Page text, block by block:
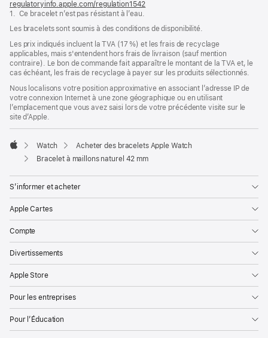
fenêtre)
regulatoryinfo.apple.com/regulation1542
une
nouvelle
fenêtre)
1. Ce bracelet n’est pas résistant à l’eau.
Les bracelets sont soumis à des conditions de disponibilité.
Les prix indiqués incluent la TVA (17 %) et les frais de recyclage
applicables, mais s'entendent hors frais de livraison (sauf mention
contraire). Le bon de commande fait apparaître le montant de la TVA et, le
cas échéant, les frais de recyclage à payer sur les produits sélectionnés.
Nous localisons votre position approximative en associant l’adresse IP de
votre connexion Internet à une zone géographique ou en utilisant
l’emplacement que vous avez saisi lors de votre précédente visite sur le
site d’Apple.
Apple
Watch
Acheter des bracelets Apple Watch
Bracelet à maillons naturel 42 mm
S’informer et acheter
Apple Cartes
Compte
Divertissements
Apple Store
Pour les entreprises
Pour l’Éducation